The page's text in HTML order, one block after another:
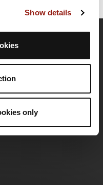
Show details
only